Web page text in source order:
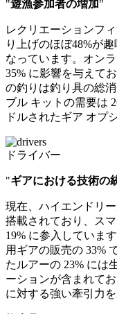
"遊漁参加者の増加"
レクリエーションフ
り上げのほぼ48%が
なっています。オン
35% に影響を与えて
の釣りは釣り具の総
ブル キットの需要は
ドルされたギア オプ
ドライバー
"ギアにおける技術の
現在、ハイエンドリ
搭載されており、ス
19% に参入していま
用ギアの販売の 33%
たルアーの 23% には
ーションが含まれて
に対する強い牽引力を